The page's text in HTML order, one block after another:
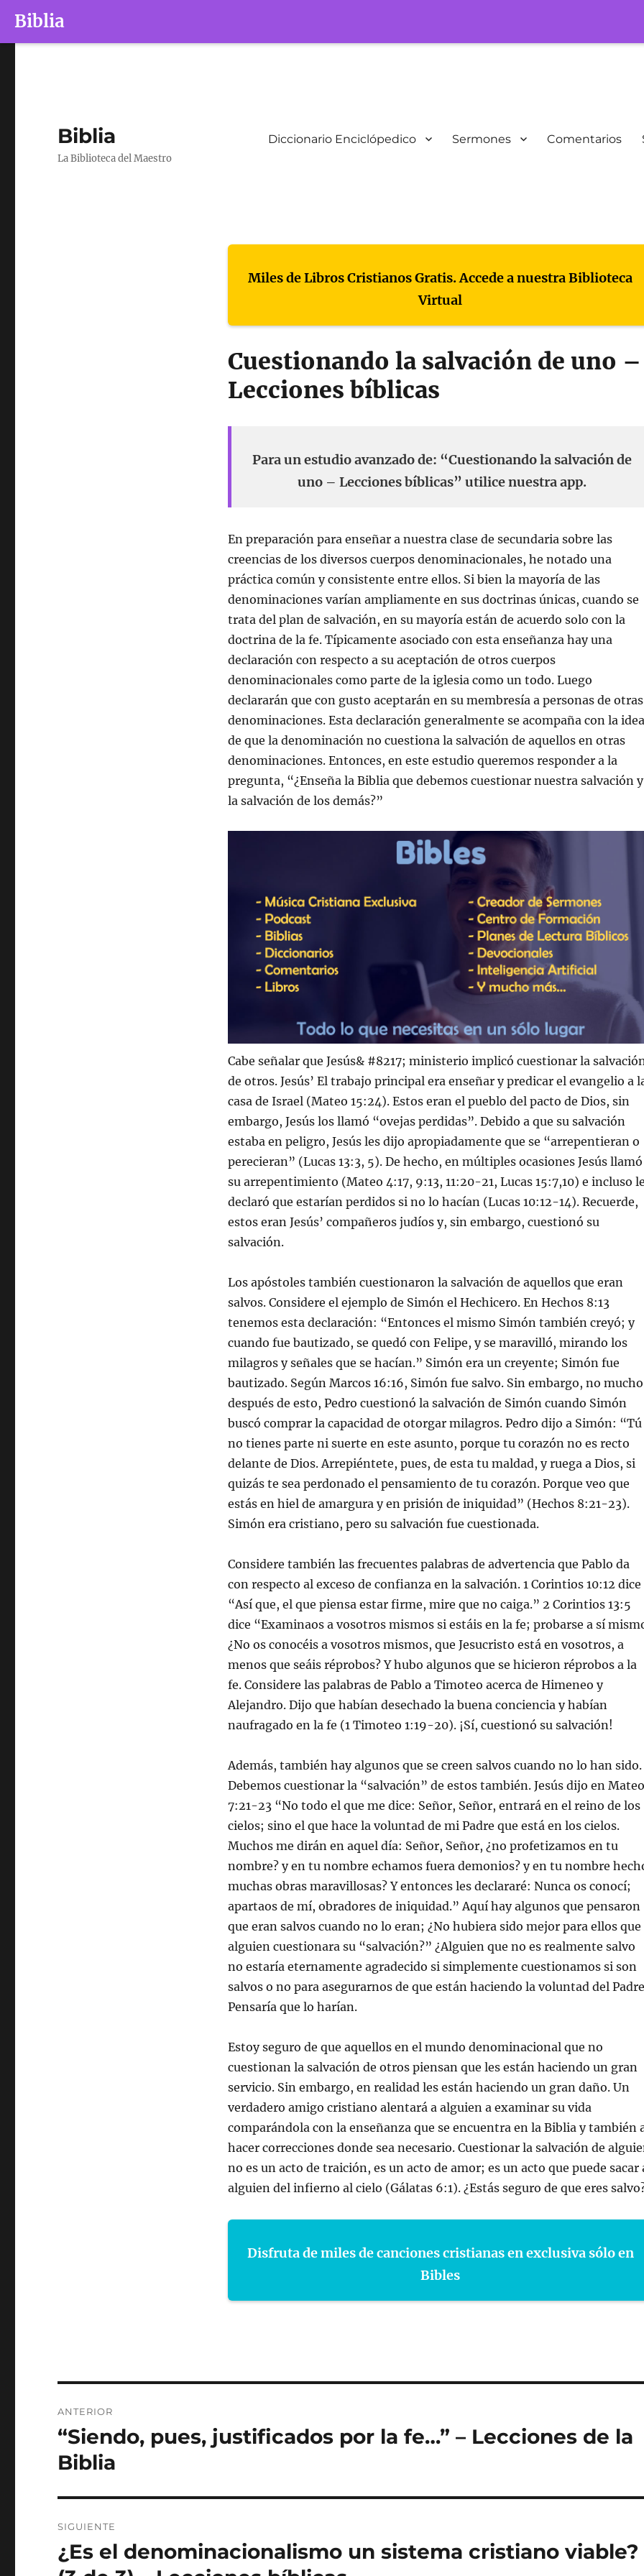
Biblia
Biblia
La Biblioteca del Maestro
Diccionario Enciclópedico Sermones Comentarios
Miles de Libros Cristianos Gratis. Accede a nuestra Biblioteca
Virtual
Cuestionando la salvación de uno –
Lecciones bíblicas
Para un estudio avanzado de: “Cuestionando la salvación de
uno – Lecciones bíblicas” utilice nuestra app.
En preparación para enseñar a nuestra clase de secundaria sobre las
creencias de los diversos cuerpos denominacionales, he notado una
práctica común y consistente entre ellos. Si bien la mayoría de las
denominaciones varían ampliamente en sus doctrinas únicas, cuando se
trata del plan de salvación, en su mayoría están de acuerdo solo con la
doctrina de la fe. Típicamente asociado con esta enseñanza hay una
declaración con respecto a su aceptación de otros cuerpos
denominacionales como parte de la iglesia como un todo. Luego
declararán que con gusto aceptarán en su membresía a personas de otras
denominaciones. Esta declaración generalmente se acompaña con la idea
de que la denominación no cuestiona la salvación de aquellos en otras
denominaciones. Entonces, en este estudio queremos responder a la
pregunta, “¿Enseña la Biblia que debemos cuestionar nuestra salvación y
la salvación de los demás?”
Cabe señalar que Jesús& #8217; ministerio implicó cuestionar la
de otros. Jesús’ El trabajo principal era enseñar y predicar el evangelio a
casa de Israel (Mateo 15:24). Estos eran el pueblo del pacto de Dios, sin
embargo, Jesús los llamó “ovejas perdidas”. Debido a que su salvación
estaba en peligro, Jesús les dijo apropiadamente que se “arrepentieran o
perecieran” (Lucas 13:3, 5). De hecho, en múltiples ocasiones Jesús llamó
su arrepentimiento (Mateo 4:17, 9:13, 11:20-21, Lucas 15:7,10) e incluso
declaró que estarían perdidos si no lo hacían (Lucas 10:12-14). Recuerde,
estos eran Jesús’ compañeros judíos y, sin embargo, cuestionó su
salvación.
Los apóstoles también cuestionaron la salvación de aquellos que eran
salvos. Considere el ejemplo de Simón el Hechicero. En Hechos 8:13
tenemos esta declaración: “Entonces el mismo Simón también creyó; y
cuando fue bautizado, se quedó con Felipe, y se maravilló, mirando los
milagros y señales que se hacían.” Simón era un creyente; Simón fue
bautizado. Según Marcos 16:16, Simón fue salvo. Sin embargo, no mucho
después de esto, Pedro cuestionó la salvación de Simón cuando Simón
buscó comprar la capacidad de otorgar milagros. Pedro dijo a Simón: “Tú
no tienes parte ni suerte en este asunto, porque tu corazón no es recto
delante de Dios. Arrepiéntete, pues, de esta tu maldad, y ruega a Dios, si
quizás te sea perdonado el pensamiento de tu corazón. Porque veo que
estás en hiel de amargura y en prisión de iniquidad” (Hechos 8:21-23).
Simón era cristiano, pero su salvación fue cuestionada.
Considere también las frecuentes palabras de advertencia que Pablo da
con respecto al exceso de confianza en la salvación. 1 Corintios 10:12 dice
“Así que, el que piensa estar firme, mire que no caiga.” 2 Corintios 13:5
dice “Examinaos a vosotros mismos si estáis en la fe; probarse a sí
¿No os conocéis a vosotros mismos, que Jesucristo está en vosotros, a
menos que seáis réprobos? Y hubo algunos que se hicieron réprobos a la
fe. Considere las palabras de Pablo a Timoteo acerca de Himeneo y
Alejandro. Dijo que habían desechado la buena conciencia y habían
naufragado en la fe (1 Timoteo 1:19-20). ¡Sí, cuestionó su salvación!
Además, también hay algunos que se creen salvos cuando no lo han sido.
Debemos cuestionar la “salvación” de estos también. Jesús dijo en Mateo
7:21-23 “No todo el que me dice: Señor, Señor, entrará en el reino de los
cielos; sino el que hace la voluntad de mi Padre que está en los cielos.
Muchos me dirán en aquel día: Señor, Señor, ¿no profetizamos en tu
nombre? y en tu nombre echamos fuera demonios? y en tu nombre
muchas obras maravillosas? Y entonces les declararé: Nunca os conocí;
apartaos de mí, obradores de iniquidad.” Aquí hay algunos que pensaron
que eran salvos cuando no lo eran; ¿No hubiera sido mejor para ellos que
alguien cuestionara su “salvación?” ¿Alguien que no es realmente salvo
no estaría eternamente agradecido si simplemente cuestionamos si son
salvos o no para asegurarnos de que están haciendo la voluntad del
Pensaría que lo harían.
Estoy seguro de que aquellos en el mundo denominacional que no
cuestionan la salvación de otros piensan que les están haciendo un gran
servicio. Sin embargo, en realidad les están haciendo un gran daño. Un
verdadero amigo cristiano alentará a alguien a examinar su vida
comparándola con la enseñanza que se encuentra en la Biblia y también
hacer correcciones donde sea necesario. Cuestionar la salvación de
no es un acto de traición, es un acto de amor; es un acto que puede sacar
alguien del infierno al cielo (Gálatas 6:1). ¿Estás seguro de que eres
Disfruta de miles de canciones cristianas en exclusiva sólo en
Bibles
de
entradas
ANTERIOR
Entrada
anterior:
“Siendo, pues, justificados por la fe…” – Lecciones de la
Biblia
SIGUIENTE
Entrada
siguiente:
¿Es el denominacionalismo un sistema cristiano viable?